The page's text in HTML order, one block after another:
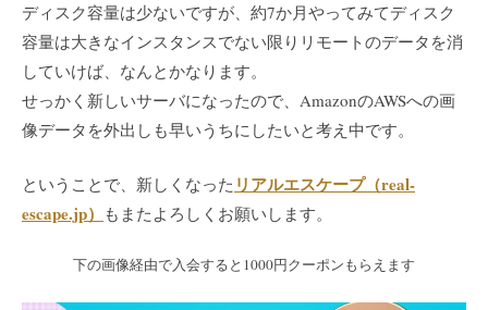
ディスク容量は少ないですが、約7か月やってみてディスク
容量は大きなインスタンスでない限りリモートのデータを消
していけば、なんとかなります。
せっかく新しいサーバになったので、AmazonのAWSへの画
像データを外出しも早いうちにしたいと考え中です。
ということで、新しくなった リアルエスケープ（real-
escape.jp） もまたよろしくお願いします。
下の画像経由で入会すると1000円クーポンもらえます